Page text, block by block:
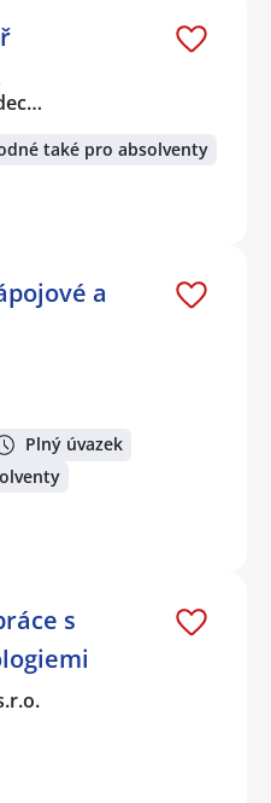
také pro absolventy
a
Plný úvazek
s